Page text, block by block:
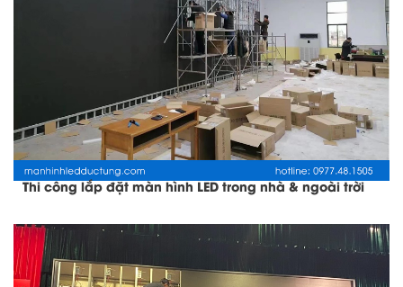
Thi công lắp đặt màn hình LED trong nhà & ngoài trời